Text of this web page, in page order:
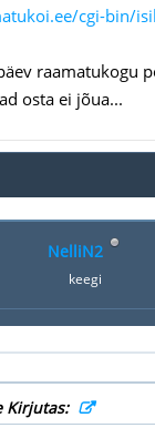
cgi-bin/
raamatukogu
osta ei jõua...
NelliN2
keegi
Kirjutas: